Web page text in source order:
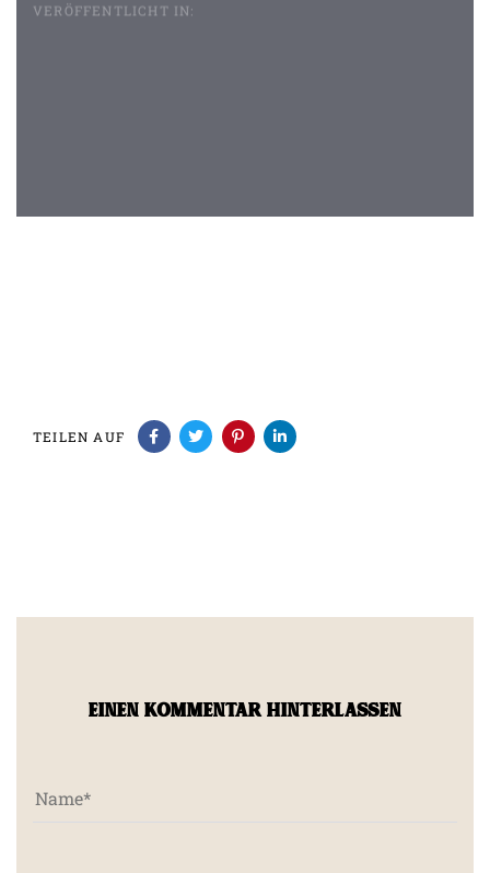
VERÖFFENTLICHT IN:
TEILEN AUF
EINEN KOMMENTAR HINTERLASSEN